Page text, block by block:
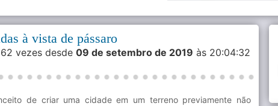
à vista de pássaro
vezes desde 09 de setembro de 2019 às 20:04:32
de criar uma cidade em um terreno previamente não